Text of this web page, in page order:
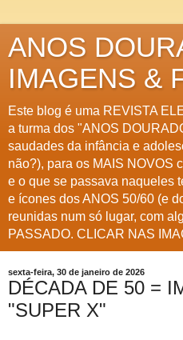
ANOS
IMAGENS &
Este blog é uma REVISTA
a turma dos "ANOS
saudades da infância e
não?), para os MAIS NOVOS
e o que se passava naqueles
e ícones dos ANOS 50/60 (e
reunidas num só lugar, com
PASSADO. CLICAR NAS
sexta-feira, 30 de janeiro de 2026
DÉCADA DE 50 =
"SUPER X"